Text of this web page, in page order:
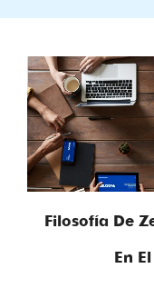
Filosofía De
En